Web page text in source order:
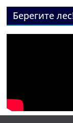
Берегите